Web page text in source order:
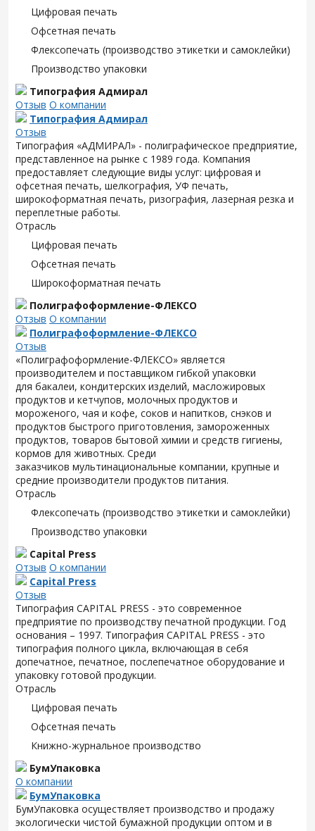
Цифровая печать
Офсетная печать
Флексопечать (производство этикетки и самоклейки)
Производство упаковки
Типография Адмирал
Отзыв О компании
Типография Адмирал
Отзыв
Типография «АДМИРАЛ» - полиграфическое предприятие,
представленное на рынке с 1989 года. Компания
предоставляет следующие виды услуг: цифровая и
офсетная печать, шелкография, УФ печать,
широкоформатная печать, ризография, лазерная резка и
переплетные работы.
Отрасль
Цифровая печать
Офсетная печать
Широкоформатная печать
Полиграфоформление-ФЛЕКСО
Отзыв О компании
Полиграфоформление-ФЛЕКСО
Отзыв
«Полиграфоформление-ФЛЕКСО» является
производителем и поставщиком гибкой упаковки
для бакалеи, кондитерских изделий, масложировых
продуктов и кетчупов, молочных продуктов и
мороженого, чая и кофе, соков и напитков, снэков и
продуктов быстрого приготовления, замороженных
продуктов, товаров бытовой химии и средств гигиены,
кормов для животных. Среди
заказчиков мультинациональные компании, крупные и
средние производители продуктов питания.
Отрасль
Флексопечать (производство этикетки и самоклейки)
Производство упаковки
Capital Press
Отзыв О компании
Capital Press
Отзыв
Типография CAPITAL PRESS - это современное
предприятие по производству печатной продукции. Год
основания – 1997. Типография CAPITAL PRESS - это
типография полного цикла, включающая в себя
допечатное, печатное, послепечатное оборудование и
упаковку готовой продукции.
Отрасль
Цифровая печать
Офсетная печать
Книжно-журнальное производство
БумУпаковка
О компании
БумУпаковка
БумУпаковка осуществляет производство и продажу
экологически чистой бумажной продукции оптом и в